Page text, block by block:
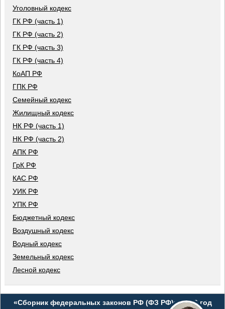
Уголовный кодекс
ГК РФ (часть 1)
ГК РФ (часть 2)
ГК РФ (часть 3)
ГК РФ (часть 4)
КоАП РФ
ГПК РФ
Семейный кодекс
Жилищный кодекс
НК РФ (часть 1)
НК РФ (часть 2)
АПК РФ
ГрК РФ
КАС РФ
УИК РФ
УПК РФ
Бюджетный кодекс
Воздушный кодекс
Водный кодекс
Земельный кодекс
Лесной кодекс
«Сборник федеральных законов РФ (ФЗ РФ)», 2026 год